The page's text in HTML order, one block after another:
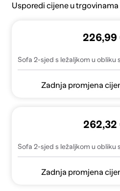
Usporedi cijene u trgovinama
Sofa 2-sjed s ležaljkom u obliku
226,99
Zadnja promjena
262,32
Zadnja promjena